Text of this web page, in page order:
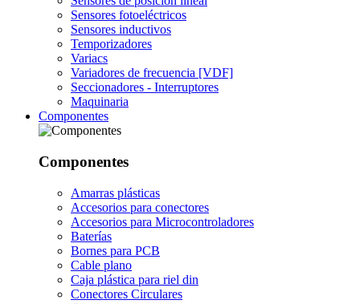
Sensores fotoeléctricos
Sensores inductivos
Temporizadores
Variacs
Variadores de frecuencia [VDF]
Seccionadores - Interruptores
Maquinaria
Componentes
Componentes
Amarras plásticas
Accesorios para conectores
Accesorios para Microcontroladores
Baterías
Bornes para PCB
Cable plano
Caja plástica para riel din
Conectores Circulares